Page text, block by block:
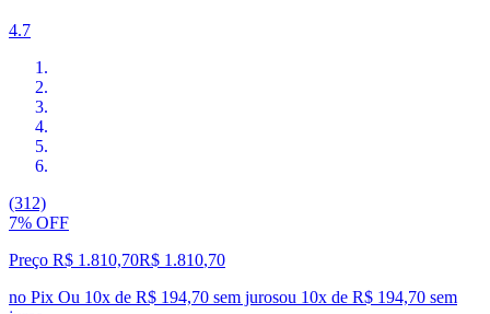
4.7
(312)
7% OFF
Preço R$ 1.810,70R$ 1.810,70
no Pix Ou 10x de R$ 194,70 sem jurosou 10x de R$ 194,70 sem